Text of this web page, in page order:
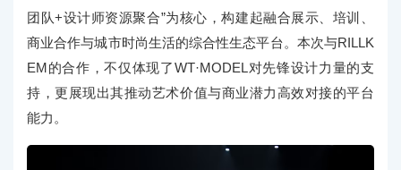
团队+设计师资源聚合”为核心，构建起融合展示、培训、
商业合作与城市时尚生活的综合性生态平台。本次与RILLK
EM的合作，不仅体现了WT·MODEL对先锋设计力量的支
持，更展现出其推动艺术价值与商业潜力高效对接的平台
能力。